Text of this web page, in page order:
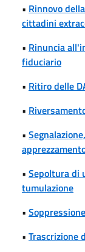
• Rinnovo
cittadini
• Rinuncia
fiduciario
• Ritiro delle
•
•
• Sepoltura di
tumulazione
•
• Trascrizione